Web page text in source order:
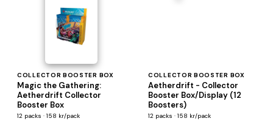
COLLECTOR BOOSTER BOX
Magic the Gathering:
Aetherdrift Collector
Booster Box
12 packs · 158 kr/pack
COLLECTOR BOOSTER BOX
Aetherdrift - Collector
Booster Box/Display (12
Boosters)
12 packs · 158 kr/pack